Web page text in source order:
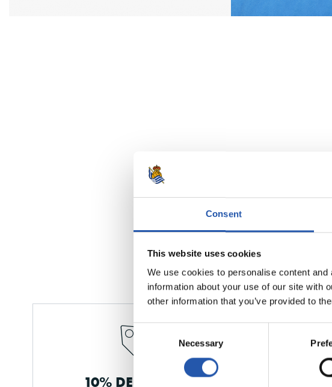
Consent
This website uses cookies
We use cookies to personalise content
information about your use of our site with
other information that you’ve provided to
Consent
Necessary
10% DESCUENTO